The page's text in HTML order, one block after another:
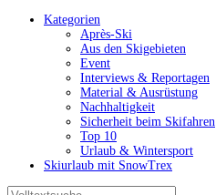
Kategorien
Après-Ski
Aus den Skigebieten
Event
Interviews & Reportagen
Material & Ausrüstung
Nachhaltigkeit
Sicherheit beim Skifahren
Top 10
Urlaub & Wintersport
Skiurlaub mit SnowTrex